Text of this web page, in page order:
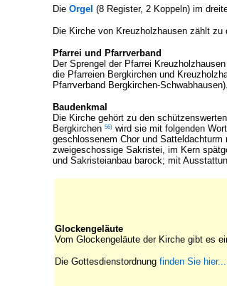
Die Orgel (8 Register, 2 Koppeln) im
Die Kirche von Kreuzholzhausen zählt zu
Pfarrei und Pfarrverband
Der Sprengel der Pfarrei
die Pfarreien Bergkirchen und
Pfarrverband Bergkirchen-Schwabhausen).
Baudenkmal
Die Kirche gehört zu den
Bergkirchen 56) wird sie mit folgenden
geschlossenem Chor und
zweigeschossige Sakristei, im Kern
und Sakristeianbau barock; mit
Glockengeläute
Vom Glockengeläute der Kirche gibt es
Die Gottesdienstordnung finden Sie hier...